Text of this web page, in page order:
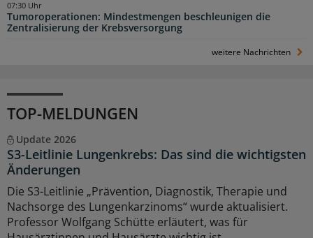
Tumoroperationen: Mindestmengen beschleunigen die
Zentralisierung der Krebsversorgung
07:30 Uhr
weitere Nachrichten
TOP-MELDUNGEN
Update 2026
S3-Leitlinie Lungenkrebs: Das sind die wichtigsten
Änderungen
Die S3-Leitlinie „Prävention, Diagnostik, Therapie und
Nachsorge des Lungenkarzinoms“ wurde aktualisiert.
Professor Wolfgang Schütte erläutert, was für